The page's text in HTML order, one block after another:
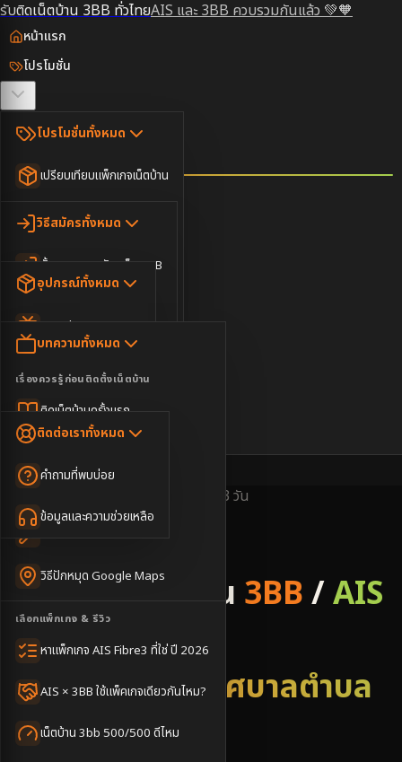
รับติดเน็ตบ้าน 3BB ทั่วไทยAIS และ 3BB ควบรวมกันแล้ว 💚🧡
หน้าแรก
โปรโมชั่น
โปรโมชั่นทั้งหมด
เปรียบเทียบแพ็กเกจเน็ตบ้าน
เน็ตบ้าน Super Fast
เน็ตบ้าน 2Gbps
เน็ตบ้านพร้อมกล่องทีวี
เน็ตบ้าน + Netflix
เน็ตบ้าน + บริการเสริม
เน็ตบ้านแรงทุกชั้น
ตรวจสอบพื้นที่
วิธีสมัครทั้งหมด
ขั้นตอนการสมัครเน็ต 3BB
อุปกรณ์
อุปกรณ์ทั้งหมด
AIS Play Box
Dongle เน็ตสำรอง
บทความ
บทความทั้งหมด
เรื่องควรรู้ก่อนติดตั้งเน็ตบ้าน
ติดเน็ตบ้านครั้งแรก
เทคนิคขอคิวช่างได้ไว
วิธีปักหมุด Google Maps
เลือกแพ็กเกจ & รีวิว
หาแพ็กเกจ AIS Fibre3 ที่ใช่ ปี 2026
AIS × 3BB ใช้แพ็คเกจเดียวกันไหม?
เน็ตบ้าน 3bb 500/500 ดีไหม
ข่าวสาร
ติดต่อเราทั้งหมด
คำถามที่พบบ่อย
ข้อมูลและความช่วยเหลือ
🇹🇭🇬🇧
2-3 วัน
3BB & AIS Fibre
รับติดตั้งเน็ตบ้าน 3BB/AIS
Fibre
อำเภอท้องถิ่นเทศบาลตำบล
สำนักขาม